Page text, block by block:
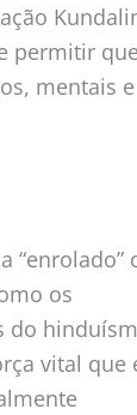
permitir
mentais e
“enrolado”
os
do
vital que